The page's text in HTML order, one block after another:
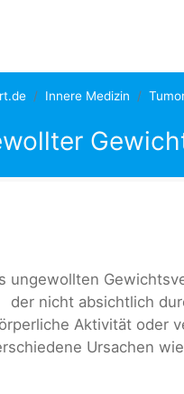
Innere Medizin
ungewollten
der nicht absichtlich
Aktivität oder
Ursachen